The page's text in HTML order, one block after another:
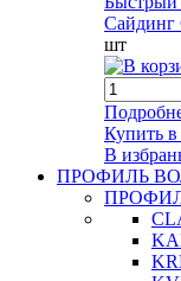
Сайдинг
шт
Купить
В
ПРОФИЛЬ